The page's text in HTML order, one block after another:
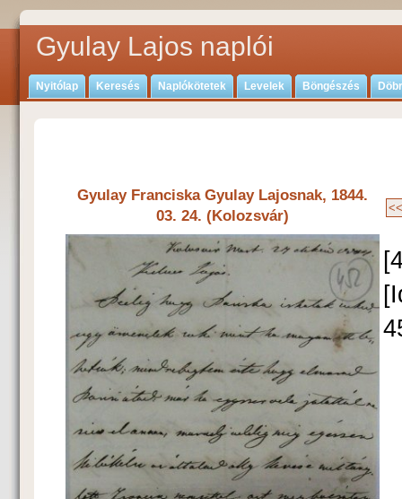
Gyulay Lajos naplói
Nyitólap Keresés Naplókötetek Levelek Böngészés
Gyulay Franciska Gyulay Lajosnak, 1844.
03. 24. (Kolozsvár)